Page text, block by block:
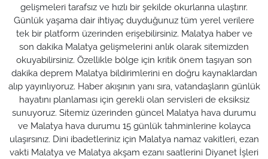
gelişmeleri tarafsız ve hızlı bir şekilde okurlarına ulaştırır.
Günlük yaşama dair ihtiyaç duyduğunuz tüm yerel verilere
tek bir platform üzerinden erişebilirsiniz. Malatya haber ve
son dakika Malatya gelişmelerini anlık olarak sitemizden
okuyabilirsiniz. Özellikle bölge için kritik önem taşıyan son
dakika deprem Malatya bildirimlerini en doğru kaynaklardan
alıp yayınlıyoruz. Haber akışının yanı sıra, vatandaşların günlük
hayatını planlaması için gerekli olan servisleri de eksiksiz
sunuyoruz. Sitemiz üzerinden güncel Malatya hava durumu
ve Malatya hava durumu 15 günlük tahminlerine kolayca
ulaşırsınız. Dini ibadetleriniz için Malatya namaz vakitleri, ezan
vakti Malatya ve Malatya akşam ezanı saatlerini Diyanet İşleri